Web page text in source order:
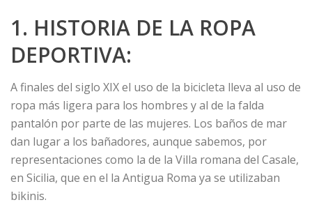
1. HISTORIA DE LA ROPA
DEPORTIVA:
A finales del siglo XIX el uso de la bicicleta lleva al uso de
ropa más ligera para los hombres y al de la falda
pantalón por parte de las mujeres. Los baños de mar
dan lugar a los bañadores, aunque sabemos, por
representaciones como la de la Villa romana del Casale,
en Sicilia, que en el la Antigua Roma ya se utilizaban
bikinis.